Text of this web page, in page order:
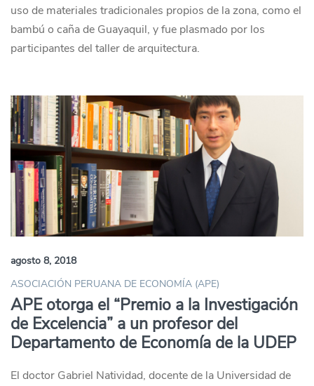
uso de materiales tradicionales propios de la zona, como el
bambú o caña de Guayaquil, y fue plasmado por los
participantes del taller de arquitectura.
agosto 8, 2018
ASOCIACIÓN PERUANA DE ECONOMÍA (APE)
APE otorga el “Premio a la Investigación
de Excelencia” a un profesor del
Departamento de Economía de la UDEP
El doctor Gabriel Natividad, docente de la Universidad de